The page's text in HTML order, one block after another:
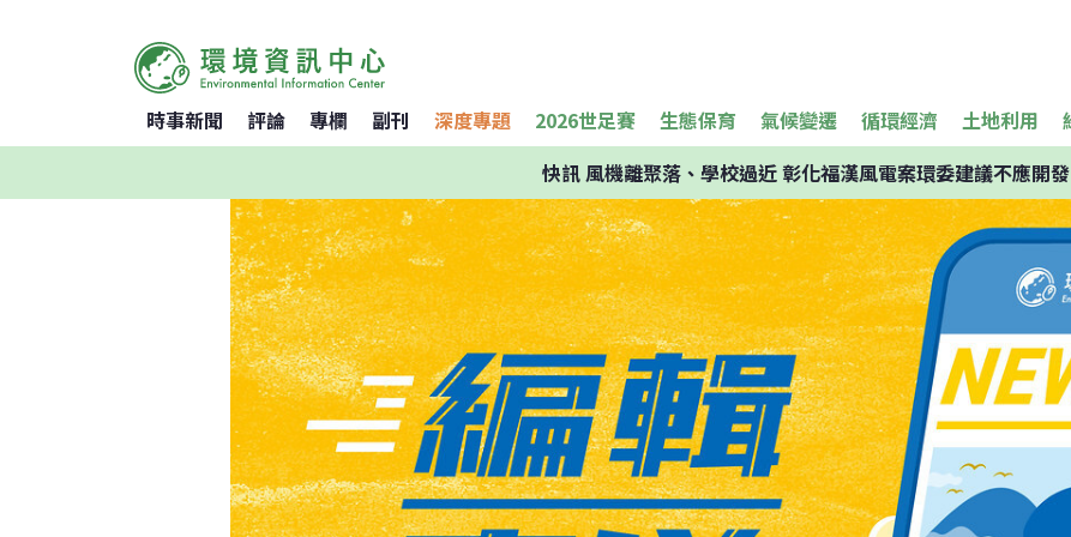
時事新聞 評論 專欄 副刊 深度專題 2026世足賽 生態保育 氣候變遷 循環經濟 土地利用
快訊風機離聚落、學校過近 彰化福漢風電案環委建議不應開發